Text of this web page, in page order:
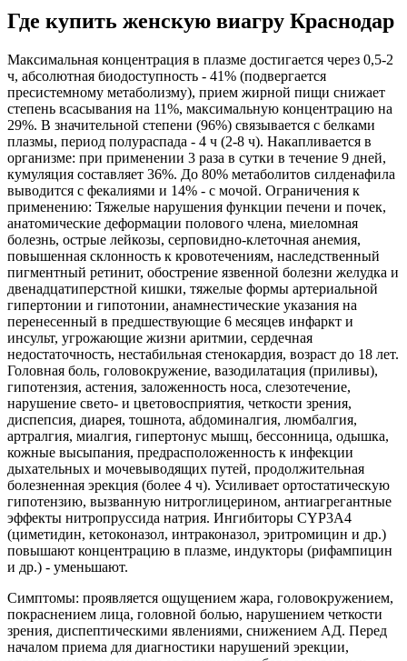
Где купить женскую виагру Краснодар
Максимальная концентрация в плазме достигается через 0,5-2
ч, абсолютная биодоступность - 41% (подвергается
пресистемному метаболизму), прием жирной пищи снижает
степень всасывания на 11%, максимальную концентрацию на
29%. В значительной степени (96%) связывается с белками
плазмы, период полураспада - 4 ч (2-8 ч). Накапливается в
организме: при применении 3 раза в сутки в течение 9 дней,
кумуляция составляет 36%. До 80% метаболитов силденафила
выводится с фекалиями и 14% - с мочой. Ограничения к
применению: Тяжелые нарушения функции печени и почек,
анатомические деформации полового члена, миеломная
болезнь, острые лейкозы, серповидно-клеточная анемия,
повышенная склонность к кровотечениям, наследственный
пигментный ретинит, обострение язвенной болезни желудка и
двенадцатиперстной кишки, тяжелые формы артериальной
гипертонии и гипотонии, анамнестические указания на
перенесенный в предшествующие 6 месяцев инфаркт и
инсульт, угрожающие жизни аритмии, сердечная
недостаточность, нестабильная стенокардия, возраст до 18 лет.
Головная боль, головокружение, вазодилатация (приливы),
гипотензия, астения, заложенность носа, слезотечение,
нарушение свето- и цветовосприятия, четкости зрения,
диспепсия, диарея, тошнота, абдоминалгия, люмбалгия,
артралгия, миалгия, гипертонус мышц, бессонница, одышка,
кожные высыпания, предрасположенность к инфекции
дыхательных и мочевыводящих путей, продолжительная
болезненная эрекция (более 4 ч). Усиливает ортостатическую
гипотензию, вызванную нитроглицерином, антиагрегантные
эффекты нитропруссида натрия. Ингибиторы CYР3А4
(циметидин, кетоконазол, интраконазол, эритромицин и др.)
повышают концентрацию в плазме, индукторы (рифампицин
и др.) - уменьшают.
Симптомы: проявляется ощущением жара, головокружением,
покраснением лица, головной болью, нарушением четкости
зрения, диспептическими явлениями, снижением АД. Перед
началом приема для диагностики нарушений эрекции,